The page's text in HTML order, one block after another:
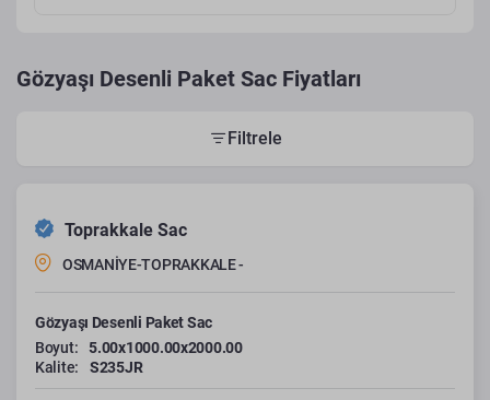
Gözyaşı Desenli Paket Sac Fiyatları
Filtrele
Toprakkale Sac
OSMANİYE-TOPRAKKALE -
Gözyaşı Desenli Paket Sac
Boyut:
5.00x1000.00x2000.00
Kalite:
S235JR